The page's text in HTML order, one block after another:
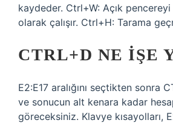
kaydeder. Ctrl+W: Açık
olarak çalışır. Ctrl+H: Tarama
CTRL+D NE IŞE
E2:E17 aralığını seçtikten sonra
ve sonucun alt kenara kadar
göreceksiniz. Klavye kısayolları,